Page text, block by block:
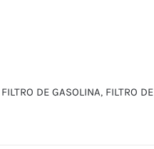
FILTRO DE GASOLINA, FILTRO